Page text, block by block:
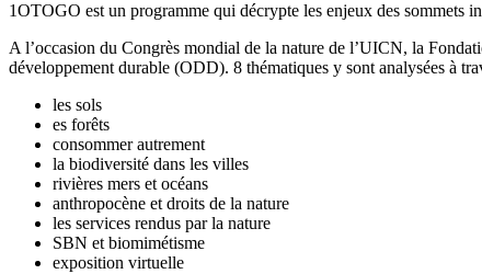
1OTOGO est un programme qui décrypte les enjeux des sommets
A l’occasion du Congrès mondial de la nature de l’UICN, la
développement durable (ODD). 8 thématiques y sont analysées à
les sols
es forêts
consommer autrement
la biodiversité dans les villes
rivières mers et océans
anthropocène et droits de la nature
les services rendus par la nature
SBN et biomimétisme
exposition virtuelle